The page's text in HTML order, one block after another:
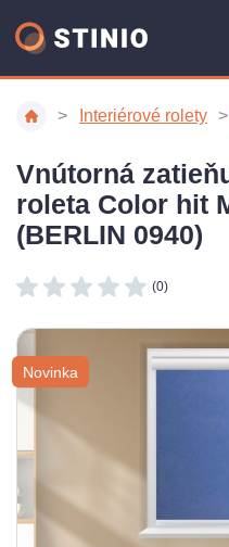
Interiérové rolety
Vnútorná
roleta Color hit
(BERLIN 0940)
(0)
Novinka